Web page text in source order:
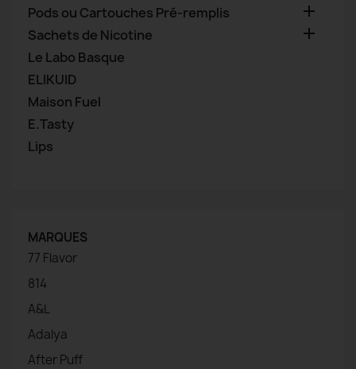
Pods ou Cartouches Pré-remplis 
Sachets de Nicotine 
Le Labo Basque
ELIKUID
Maison Fuel
E.Tasty
Lips
MARQUES
77 Flavor
814
A&L
Adalya
After Puff